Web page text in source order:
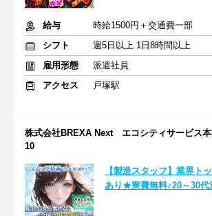
給与
時給1500円＋交通費一部
シフト
週5日以上 1日8時間以上
雇用形態
派遣社員
アクセス
戸塚駅
株式会社BREXA Next エコシティサービス
10
【製造スタッフ】業界ト
あり★寮費無料♪20～30